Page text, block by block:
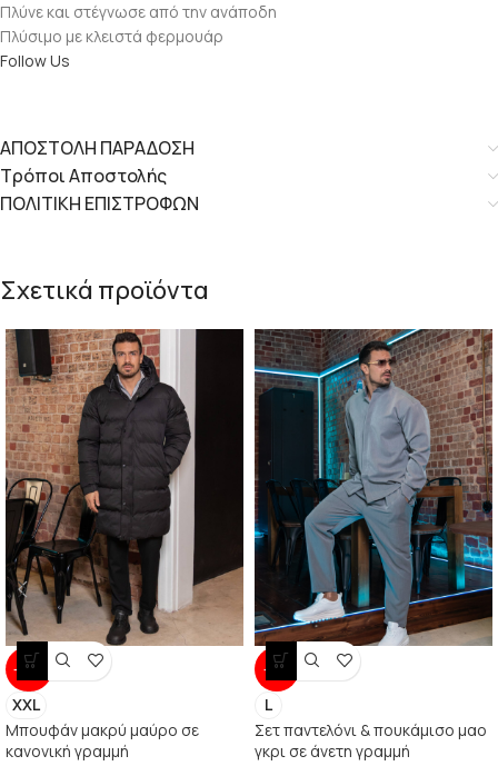
Πλύνε και στέγνωσε από την ανάποδη
Πλύσιμο με κλειστά φερμουάρ
Follow Us
ΑΠΟΣΤΟΛΗ ΠΑΡΑΔΟΣΗ
Τρόποι Αποστολής
ΠΟΛΙΤΙΚΗ ΕΠΙΣΤΡΟΦΩΝ
Σχετικά προϊόντα
-40%
XXL
Μπουφάν μακρύ μαύρο σε
κανονική γραμμή
-13%
L
Σετ παντελόνι & πουκάμισο μαο
γκρι σε άνετη γραμμή